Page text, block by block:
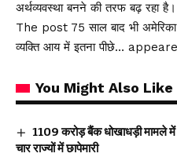
अर्थव्यवस्था बनने की तरफ बढ़ रहा है।
The post 75 साल बाद भी अमेरिका
व्यक्ति आय में इतना पीछे…
You Might Also Like
₹1109 करोड़ बैंक धोखाधड़ी मामले
चार राज्यों में छापेमारी